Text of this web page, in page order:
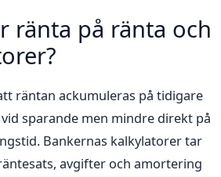
ränta på ränta och
räntan ackumuleras på tidigare
sparande men mindre direkt på
Bankernas kalkylatorer tar
avgifter och amortering